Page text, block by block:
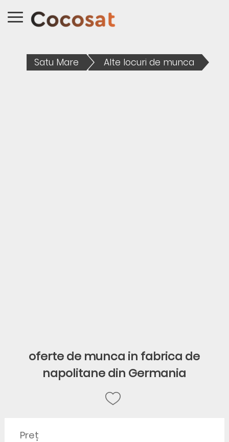
Satu Mare Alte locuri de munca
oferte de munca in fabrica de
napolitane din Germania
Preț